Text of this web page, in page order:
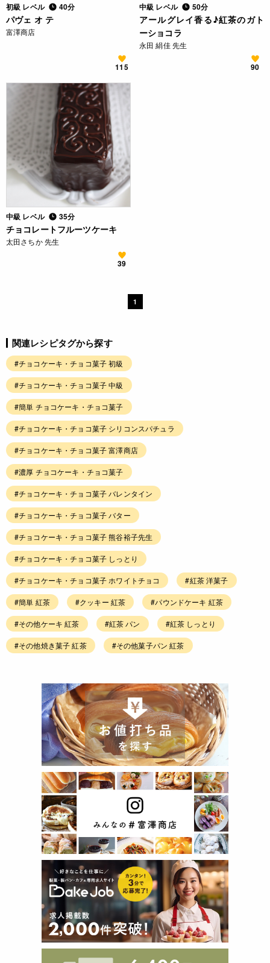
初級 レベル 40分
パヴェ オ テ
富澤商店
115
中級 レベル 50分
アールグレイ香る♪紅茶のガト
ーショコラ
永田 絹佳 先生
90
中級 レベル 35分
チョコレートフルーツケーキ
太田さちか 先生
39
1
関連レシピタグから探す
#チョコケーキ・チョコ菓子 初級
#チョコケーキ・チョコ菓子 中級
#簡単 チョコケーキ・チョコ菓子
#チョコケーキ・チョコ菓子 シリコンスパチュラ
#チョコケーキ・チョコ菓子 富澤商店
#濃厚 チョコケーキ・チョコ菓子
#チョコケーキ・チョコ菓子 バレンタイン
#チョコケーキ・チョコ菓子 バター
#チョコケーキ・チョコ菓子 熊谷裕子先生
#チョコケーキ・チョコ菓子 しっとり
#チョコケーキ・チョコ菓子 ホワイトチョコ #紅茶 洋菓子
#簡単 紅茶 #クッキー 紅茶 #パウンドケーキ 紅茶
#その他ケーキ 紅茶 #紅茶 パン #紅茶 しっとり
#その他焼き菓子 紅茶 #その他菓子パン 紅茶